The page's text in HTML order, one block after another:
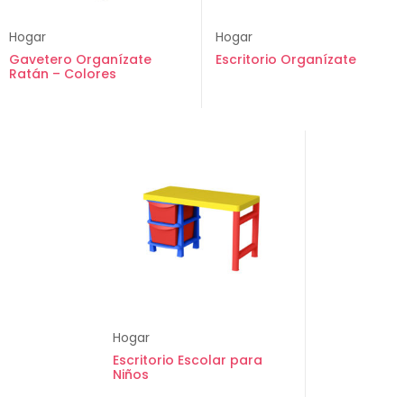
Hogar
Gavetero Organízate
Ratán – Colores
Hogar
Escritorio Organízate
Hogar
Escritorio Escolar para
Niños